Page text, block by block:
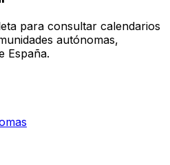
para consultar calendarios
autónomas,
España.